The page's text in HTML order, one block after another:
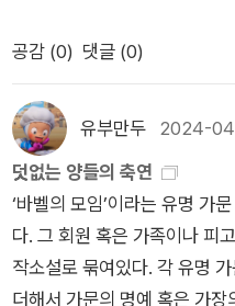
스터리 #연작소설집 #연작
천 #도서리뷰 #도서추천 #책
시르
ㅋㅋㅋㅋㅋㅋㅋㅋㅋㅋ사십
킬로그램이면 그것도 너무 날
와 함께 써서는 안되는 겁니
한거면... 난 뭐임? ㅋㅋㅋㅋ
ㅋㅋㅋㅋㅋㅋㅋㅋㅋㅋ
차렸다. 다들 샤워한 후에 둘
날 노래들을 틀어놓고 먹고 마
무 좋다!! 최고다!!다음날은 삼
달리기 옷이며 신발 다 챙겨왔
해 여동생과 둘이서 호텔 밖으
ㅑ ~ㅋㅋ 위의 그림자 내 그림
가 엉거주춤 ㅋㅋㅋㅋㅋㅋㅋ
상큼하게 5km 달려주기!!그
또 나가서 엄청 걷기 ㅋㅋ 남
연자실의 시간이다. 어떻게
가...지옥은 괴로운 곳이라 한
면 내가 있던 곳은 지옥이 아
내려다보이는 오구리 가문의
에서 그저 시간을 보냈다. 주
많은 것들도 그와 함께 사라졌
울며 시간을 보냈다. 그것을
같다. 그것은 무위無爲다. 언
의 모임이란 환상과 현실을
공감 (0) 댓글 (0)
유부만두 2024-
덧없는 양들의 축연
‘바벨의 모임’이라는 유명 가
다. 그 회원 혹은 가족이나 피
작소설로 묶여있다. 각 유명
더해서 가문의 명예 혹은 가